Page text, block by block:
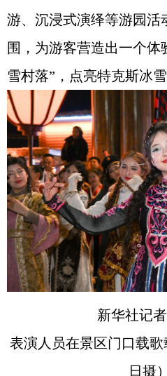
游、沉浸式演绎等游园活
围，为游客营造出一个体
雪村落”，点亮特克斯冰雪
新华社记
表演人员在景区门口载
日摄